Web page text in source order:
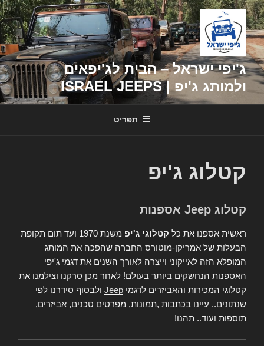
דילוג
לתוכן
ג'יפי ישראל – הבית לג'יפאים
ולמותג ג'יפ | ISRAEL JEEPS
תפריט
קטלוג ג'יפ
קטלוג Jeep אספנות
ראשית אספנו את כל קטלוגי ג'יפ
משנת 1970 ועד תום תקופת
הבעלות של אמריקן-מוטורס החברה שהפכה את המותג
המופלא הזה לאייקוני וייצרה לאורך השנים את דגמי ג'יפי
האספנות הנחשקים ביותר בעולם! לאחר מכן סרקנו וצילמנו את
קטלוגי המכירות והאביזרים לדגמי Jeep ולבסוף סידרנו לפי
שנתונים.. עיינו בכתבות ,תמונות, מפרטים טכנים, אביזרים,
תוספות ועוד.. תהנו!